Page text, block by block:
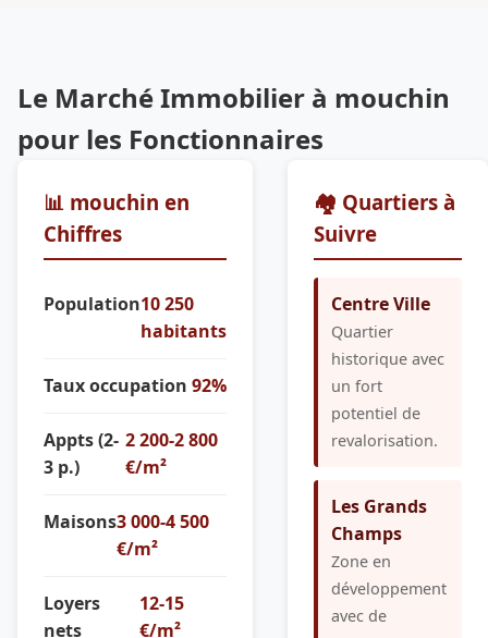
Le Marché Immobilier à mouchin
pour les Fonctionnaires
📊 mouchin en
Chiffres
Population10 250
habitants
Taux occupation 92%
Appts (2-
3 p.)
2 200-2 800
€/m²
Maisons3 000-4 500
€/m²
Loyers
nets
12-15
€/m²
🏘️ Quartiers à
Suivre
Centre Ville
Quartier
historique avec
un fort
potentiel de
revalorisation.
Les Grands
Champs
Zone en
développement
avec de